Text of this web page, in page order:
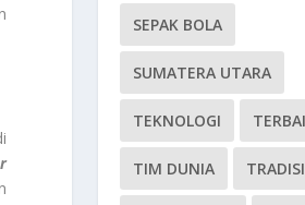
SEPAK BOLA
SUMATERA UTARA
TEKNOLOGI
TIM DUNIA TRADISI